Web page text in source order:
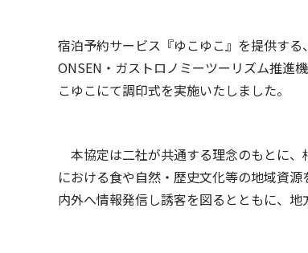
宿泊予約サービス『ゆこゆこ』を提供す
ONSEN・ガストロノミーツーリズム推進
こゆこにて調印式を実施いたしました。
本協定は二社が共通する理念のもとに
における食や自然・歴史文化等の地域資
内外へ情報発信し誘客を図るとともに、地